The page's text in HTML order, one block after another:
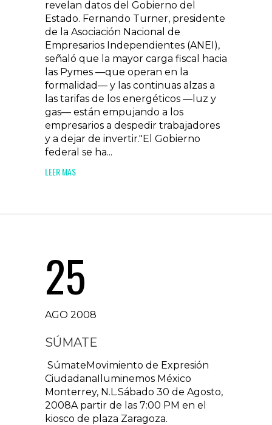
revelan datos del Gobierno del
Estado. Fernando Turner, presidente
de la Asociación Nacional de
Empresarios Independientes (ANEI),
señaló que la mayor carga fiscal hacia
las Pymes —que operan en la
formalidad— y las continuas alzas a
las tarifas de los energéticos —luz y
gas— están empujando a los
empresarios a despedir trabajadores
y a dejar de invertir."El Gobierno
federal se ha...
LEER MAS
25
AGO 2008
SÚMATE
SúmateMovimiento de Expresión
CiudadanaIluminemos México
Monterrey, N.L.Sábado 30 de Agosto,
2008A partir de las 7:00 PM en el
kiosco de plaza Zaragoza.